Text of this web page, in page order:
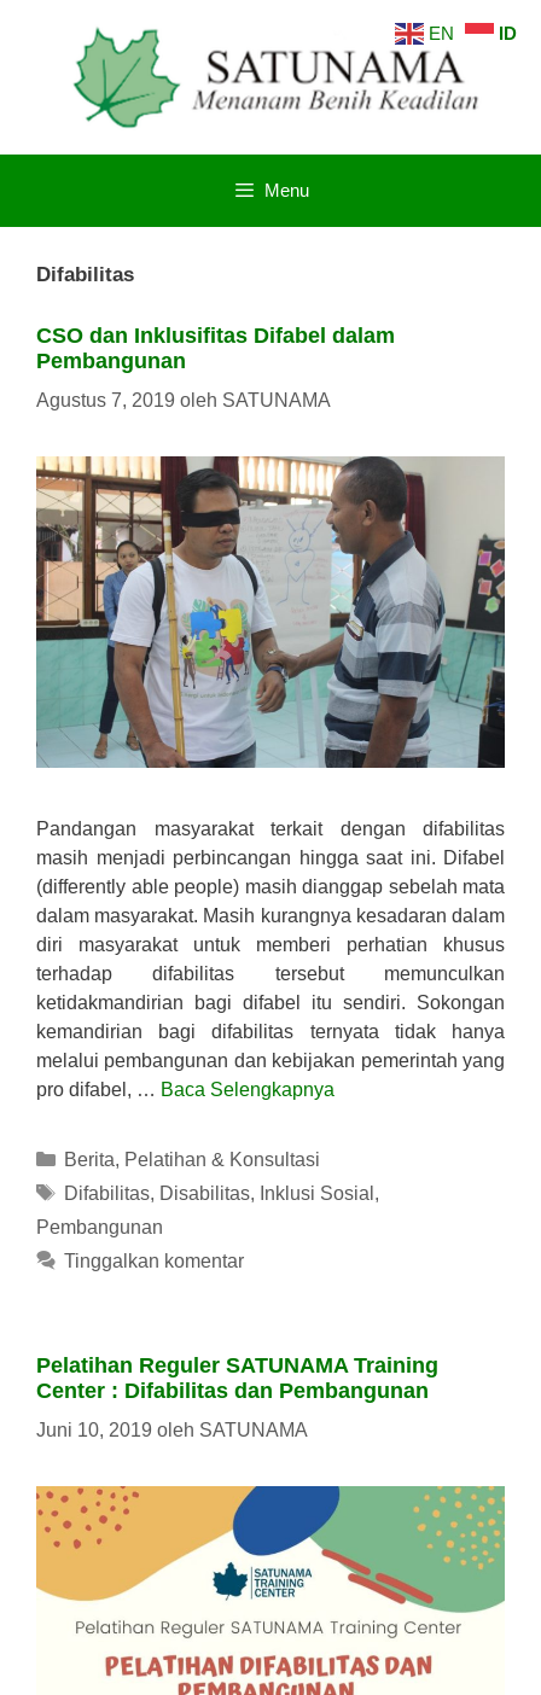
Menu
Difabilitas
CSO dan Inklusifitas Difabel dalam
Pembangunan
Agustus 7, 2019 oleh SATUNAMA
Pandangan masyarakat terkait dengan difabilitas
masih menjadi perbincangan hingga saat ini. Difabel
(differently able people) masih dianggap sebelah mata
dalam masyarakat. Masih kurangnya kesadaran dalam
diri masyarakat untuk memberi perhatian khusus
terhadap difabilitas tersebut memunculkan
ketidakmandirian bagi difabel itu sendiri. Sokongan
kemandirian bagi difabilitas ternyata tidak hanya
melalui pembangunan dan kebijakan pemerintah yang
pro difabel, … Baca Selengkapnya
Kategori
Berita, Pelatihan & Konsultasi
Tag
Difabilitas, Disabilitas, Inklusi Sosial ,
Pembangunan
Tinggalkan komentar
Pelatihan Reguler SATUNAMA Training
Center : Difabilitas dan Pembangunan
Juni 10, 2019 oleh SATUNAMA
EN ID